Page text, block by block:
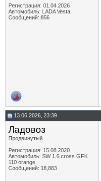
Регистрация: 01.04.2026
Автомобиль: LADA Vesta
Сообщений: 856
13.06.2026, 23:39
Ладовоз
Продвинутый
Регистрация: 15.08.2020
Автомобиль: SW 1.6 cross GFK
110 orange
Сообщений: 18,883